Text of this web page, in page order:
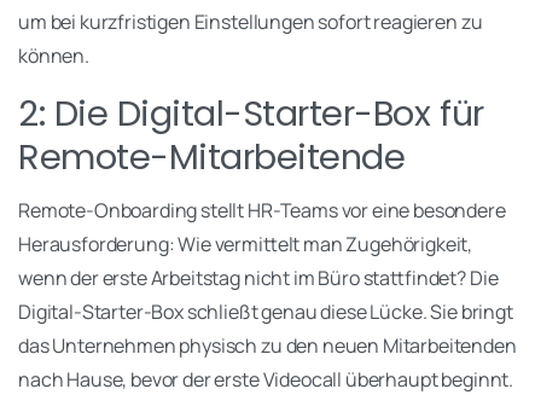
um bei kurzfristigen Einstellungen sofort reagieren zu
können.
2: Die Digital-Starter-Box für
Remote-Mitarbeitende
Remote-Onboarding stellt HR-Teams vor eine besondere
Herausforderung: Wie vermittelt man Zugehörigkeit,
wenn der erste Arbeitstag nicht im Büro stattfindet? Die
Digital-Starter-Box schließt genau diese Lücke. Sie bringt
das Unternehmen physisch zu den neuen Mitarbeitenden
nach Hause, bevor der erste Videocall überhaupt beginnt.